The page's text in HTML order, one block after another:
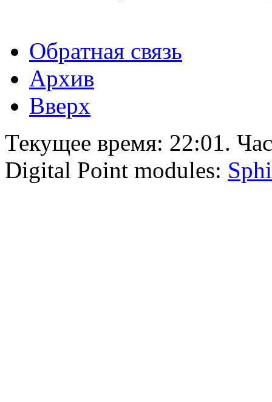
Обратная связь
Архив
Вверх
Текущее время: 22:01.
Digital Point modules: